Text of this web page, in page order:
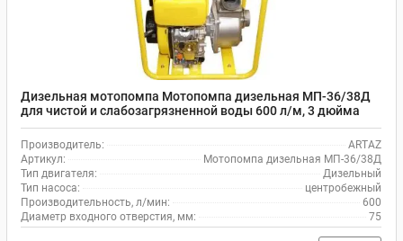
Дизельная мотопомпа Мотопомпа дизельная МП-36/38Д
для чистой и слабозагрязненной воды 600 л/м, 3 дюйма
(75мм)
Производитель:
ARTAZ
Артикул:
Мотопомпа дизельная МП-36/38Д
Тип двигателя:
Дизельный
Тип насоса:
центробежный
Производительность, л/мин:
600
Диаметр входного отверстия, мм:
75